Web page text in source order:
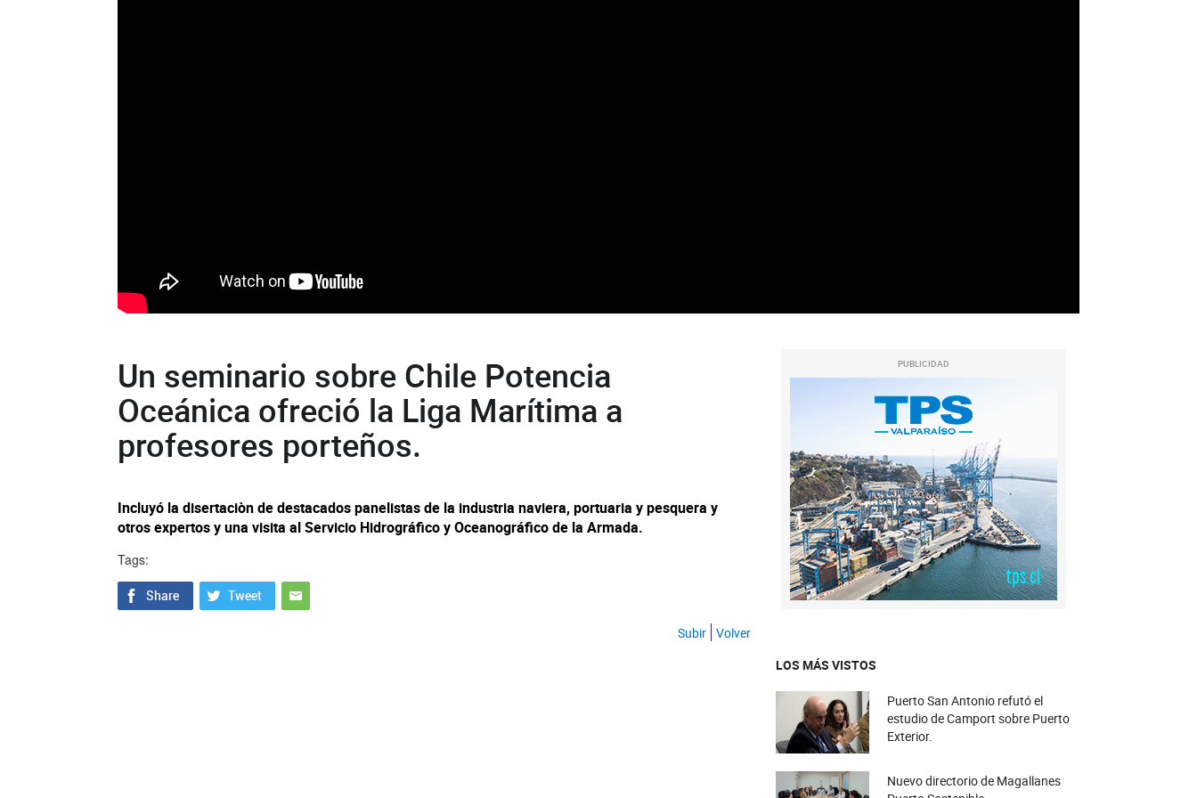
Un seminario sobre Chile Potencia
Oceánica ofreció la Liga Marítima a
profesores porteños.
Incluyó la disertaciòn de destacados panelistas de la industria naviera, portuaria y pesquera y
otros expertos y una visita al Servicio Hidrográfico y Oceanográfico de la Armada.
Tags:
Subir Volver
PUBLICIDAD
LOS MÁS VISTOS
Puerto San Antonio refutó el
estudio de Camport sobre Puerto
Exterior.
Nuevo directorio de Magallanes